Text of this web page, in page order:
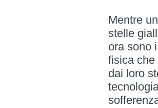
Mentre
stelle
ora sono
fisica che
dai loro